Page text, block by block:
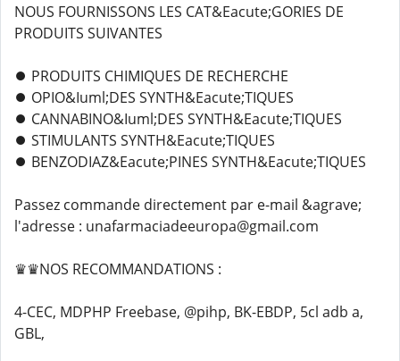
NOUS FOURNISSONS LES CAT&Eacute;GORIES DE
PRODUITS SUIVANTES
⏺️ PRODUITS CHIMIQUES DE RECHERCHE
⏺️ OPIO&Iuml;DES SYNTH&Eacute;TIQUES
⏺️ CANNABINO&Iuml;DES SYNTH&Eacute;TIQUES
⏺️ STIMULANTS SYNTH&Eacute;TIQUES
⏺️ BENZODIAZ&Eacute;PINES SYNTH&Eacute;TIQUES
Passez commande directement par e-mail &agrave;
l'adresse : unafarmaciadeeuropa@gmail.com
♛♛NOS RECOMMANDATIONS :
4-CEC, MDPHP Freebase, @pihp, BK-EBDP, 5cl adb a,
GBL,